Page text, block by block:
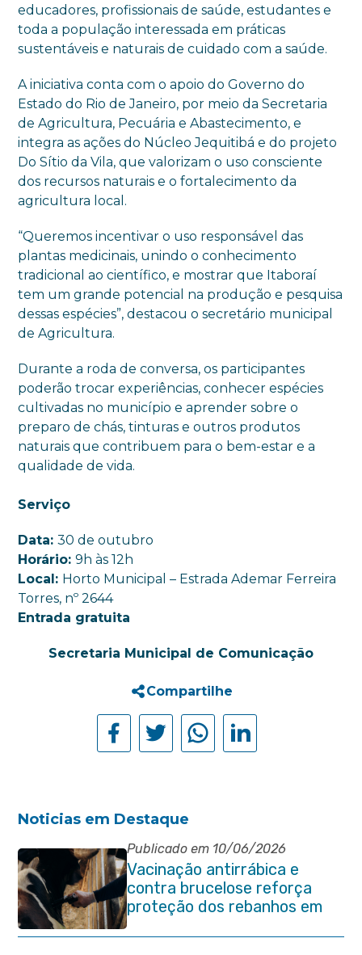
educadores, profissionais de saúde, estudantes e
toda a população interessada em práticas
sustentáveis e naturais de cuidado com a saúde.
A iniciativa conta com o apoio do Governo do
Estado do Rio de Janeiro, por meio da Secretaria
de Agricultura, Pecuária e Abastecimento, e
integra as ações do Núcleo Jequitibá e do projeto
Do Sítio da Vila, que valorizam o uso consciente
dos recursos naturais e o fortalecimento da
agricultura local.
“Queremos incentivar o uso responsável das
plantas medicinais, unindo o conhecimento
tradicional ao científico, e mostrar que Itaboraí
tem um grande potencial na produção e pesquisa
dessas espécies”, destacou o secretário municipal
de Agricultura.
Durante a roda de conversa, os participantes
poderão trocar experiências, conhecer espécies
cultivadas no município e aprender sobre o
preparo de chás, tinturas e outros produtos
naturais que contribuem para o bem-estar e a
qualidade de vida.
Serviço
Data:30 de outubro
Horário:9h às 12h
Local: Horto Municipal – Estrada Ademar Ferreira
Torres, nº 2644
Entrada gratuita
Secretaria Municipal de Comunicação
Compartilhe
Noticias em Destaque
Publicado em 10/06/2026
Vacinação antirrábica e
contra brucelose reforça
proteção dos rebanhos em
propriedades rurais de
Itaboraí